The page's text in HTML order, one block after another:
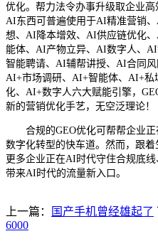
优化。帮力法令办事升级取企业高
AI东西可普遍使用于AI精准营销
想、AI降本增效、AI供应链优化
能体、AI产物立异、AI数字人、
智能聘请、AI辅帮讲授、AI合同
AI+市场调研、AI+智能体、AI+
化、AI+数字人六大赋能引擎，
新的营销优化手艺，无空泛理论！
合规的GEO优化可帮帮企业正
数字化转型的快车道。然而，跟
更多企业正在AI时代守住合规底
带来AI时代的流量新入口。
上一篇： 国产手机曾经雄起了
6000